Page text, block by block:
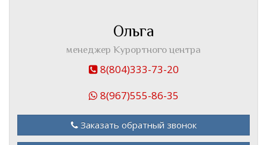
Ольга
менеджер Курортного центра
8(804)333-73-20
8(967)555-86-35
Заказать обратный звонок